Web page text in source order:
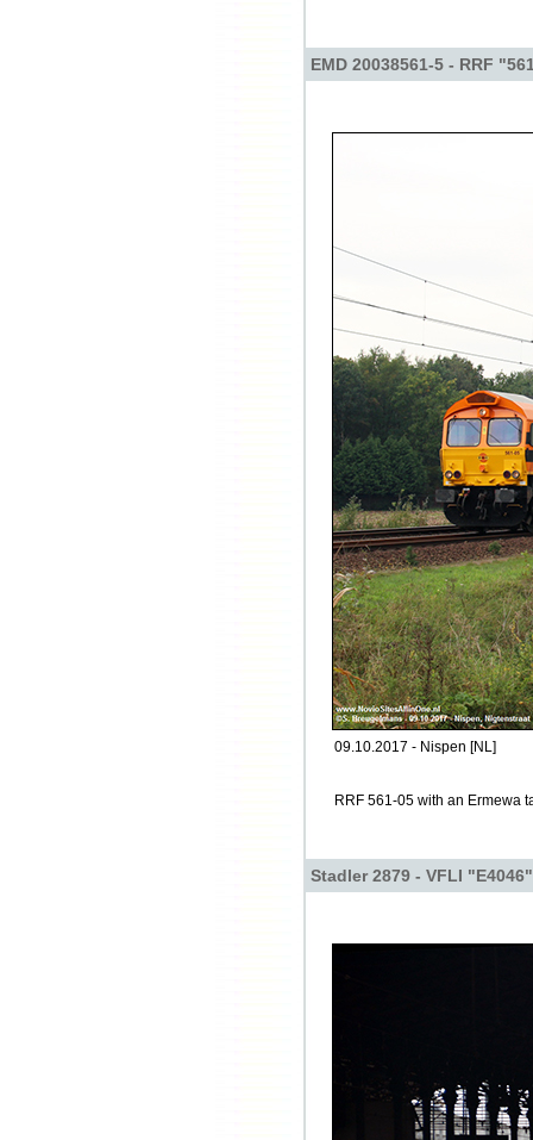
EMD 20038561-5 - RRF
09.10.2017 - Nispen [NL]
RRF 561-05 with an Ermewa
Stadler 2879 - VFLI "E4046"